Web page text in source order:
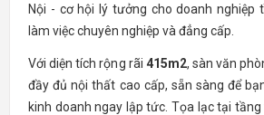
Nội - cơ hội lý tưởng cho doanh nghiệp
làm việc chuyên nghiệp và đẳng cấp.
Với diện tích rộng rãi 415m2, sàn văn
đầy đủ nội thất cao cấp, sẵn sàng để
kinh doanh ngay lập tức. Tọa lạc tại